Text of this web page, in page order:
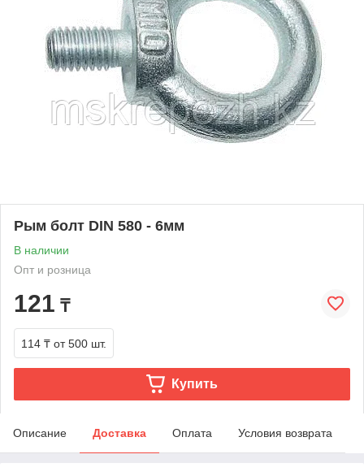
Рым болт DIN 580 - 6мм
В наличии
Опт и розница
121 ₸
114 ₸ от 500 шт.
Купить
Описание Доставка Оплата Условия возврата